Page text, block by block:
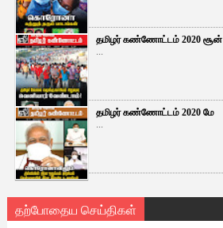
தமிழர் கண்ணோட்டம் 2020 சூன்
...
தமிழர் கண்ணோட்டம் 2020 மே
...
தற்போதைய செய்திகள்